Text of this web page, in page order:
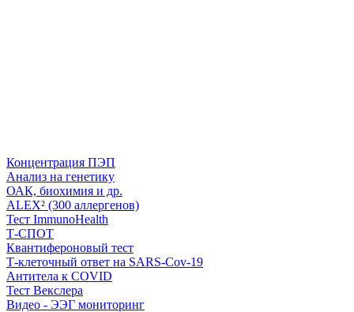
Концентрация ПЭП
Анализ на генетику
ОАК, биохимия и др.
ALEX² (300 аллергенов)
Тест ImmunoHealth
Т-СПОТ
Квантифероновый тест
Т-клеточный ответ на SARS-Cov-19
Антитела к COVID
Тест Векслера
Видео - ЭЭГ мониторинг